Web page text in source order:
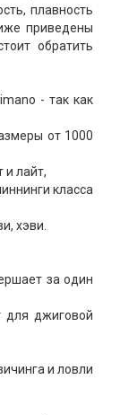
плавность
приведены
обратить
- так как
от 1000
и лайт,
класса
хэви.
за один
для джиговой
и ловли